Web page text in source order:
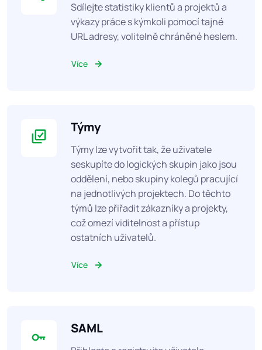
Sdílejte statistiky klientů a projektů a
výkazy práce s kýmkoli pomocí tajné
URL adresy, volitelně chráněné heslem.
Více
Týmy
Týmy lze vytvořit tak, že uživatele
seskupíte do logických skupin jako jsou
oddělení, nebo skupiny kolegů pracující
na jednotlivých projektech. Do těchto
týmů lze přiřadit zákazníky a projekty,
což omezí viditelnost a přístup
ostatních uživatelů.
Více
SAML